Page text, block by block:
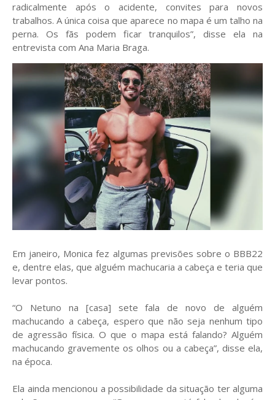
radicalmente após o acidente, convites para novos
trabalhos. A única coisa que aparece no mapa é um talho na
perna. Os fãs podem ficar tranquilos”, disse ela na
entrevista com Ana Maria Braga.
Em janeiro, Monica fez algumas previsões sobre o BBB22
e, dentre elas, que alguém machucaria a cabeça e teria que
levar pontos.
“O Netuno na [casa] sete fala de novo de alguém
machucando a cabeça, espero que não seja nenhum tipo
de agressão física. O que o mapa está falando? Alguém
machucando gravemente os olhos ou a cabeça”, disse ela,
na época.
Ela ainda mencionou a possibilidade da situação ter alguma